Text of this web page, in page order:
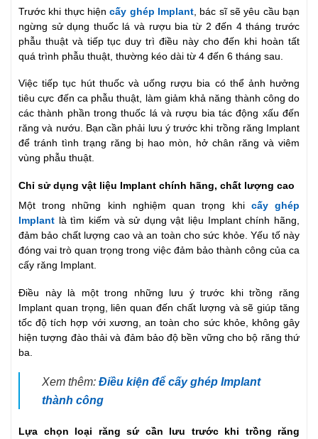
Trước khi thực hiện cấy ghép Implant , bác sĩ sẽ yêu cầu bạn
ngừng sử dụng thuốc lá và rượu bia từ 2 đến 4 tháng trước
phẫu thuật và tiếp tục duy trì điều này cho đến khi hoàn tất
quá trình phẫu thuật, thường kéo dài từ 4 đến 6 tháng sau.
Việc tiếp tục hút thuốc và uống rượu bia có thể ảnh hưởng
tiêu cực đến ca phẫu thuật, làm giảm khả năng thành công do
các thành phần trong thuốc lá và rượu bia tác động xấu đến
răng và nướu. Bạn cần phải lưu ý trước khi trồng răng Implant
để tránh tình trạng răng bị hao mòn, hở chân răng và viêm
vùng phẫu thuật.
Chỉ sử dụng vật liệu Implant chính hãng, chất lượng cao
Một trong những kinh nghiệm quan trọng khicấy ghép
Implant là tìm kiếm và sử dụng vật liệu Implant chính hãng,
đảm bảo chất lượng cao và an toàn cho sức khỏe. Yếu tố này
đóng vai trò quan trọng trong việc đảm bảo thành công của ca
cấy răng Implant.
Điều này là một trong những lưu ý trước khi trồng răng
Implant quan trọng, liên quan đến chất lượng và sẽ giúp tăng
tốc độ tích hợp với xương, an toàn cho sức khỏe, không gây
hiện tượng đào thải và đảm bảo độ bền vững cho bộ răng thứ
ba.
Xem thêm: Điều kiện để cấy ghép Implant
thành công
Lựa chọn loại răng sứ cần lưu trước khi trồng răng